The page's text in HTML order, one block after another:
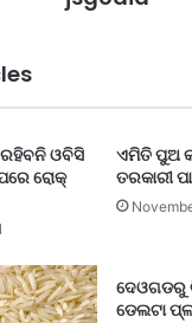
ରହିବନି ଓବିସି
ରୋକ୍
ଏମିତି ପୁଅ
ତରକାରୀ
ଦେଓଗଡରୁ
ଡେଲଟା